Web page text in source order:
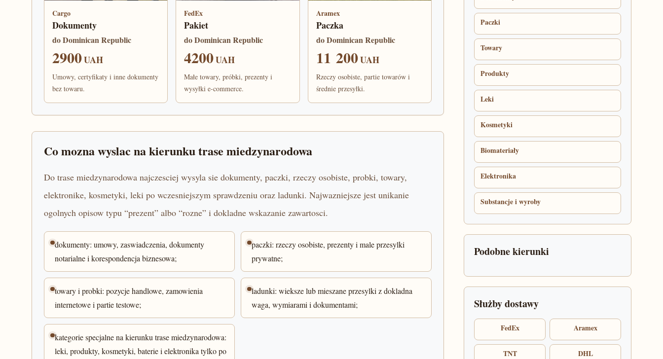
Cargo
Dokumenty
do Dominican Republic
2900UAH
Umowy, certyfikaty i inne dokumenty
bez towaru.
FedEx
Pakiet
do Dominican Republic
4200UAH
Małe towary, próbki, prezenty i
wysyłki e-commerce.
Aramex
Paczka
do Dominican Republic
11 200UAH
Rzeczy osobiste, partie towarów i
średnie przesyłki.
Co mozna wyslac na kierunku trase miedzynarodowa
Do trase miedzynarodowa najczesciej wysyla sie dokumenty, paczki, rzeczy osobiste, probki, towary,
elektronike, kosmetyki, leki po wczesniejszym sprawdzeniu oraz ladunki. Najwazniejsze jest unikanie
ogolnych opisow typu “prezent” albo “rozne” i dokladne wskazanie zawartosci.
dokumenty: umowy, zaswiadczenia, dokumenty
notarialne i korespondencja biznesowa;
paczki: rzeczy osobiste, prezenty i male przesylki
prywatne;
towary i probki: pozycje handlowe, zamowienia
internetowe i partie testowe;
ladunki: wieksze lub mieszane przesylki z dokladna
waga, wymiarami i dokumentami;
kategorie specjalne na kierunku trase miedzynarodowa:
leki, produkty, kosmetyki, baterie i elektronika tylko po
Paczki
Towary
Produkty
Leki
Kosmetyki
Biomateriały
Elektronika
Substancje i wyroby
Podobne kierunki
Służby dostawy
FedEx Aramex
TNT DHL